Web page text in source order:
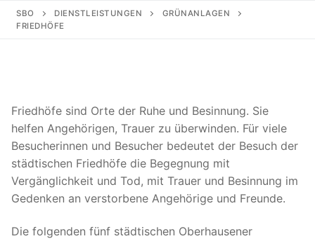
SBO DIENSTLEISTUNGEN
GRÜNANLAGEN
FRIEDHÖFE
Friedhöfe sind Orte der Ruhe und Besinnung. Sie
helfen Angehörigen, Trauer zu überwinden. Für viele
Besucherinnen und Besucher bedeutet der Besuch der
städtischen Friedhöfe die Begegnung mit
Vergänglichkeit und Tod, mit Trauer und Besinnung im
Gedenken an verstorbene Angehörige und Freunde.
Die folgenden fünf städtischen Oberhausener